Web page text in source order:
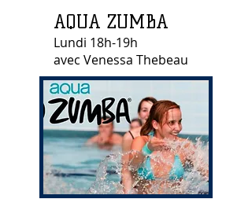
AQUA ZUMBA
Lundi 18h-19h
avec Venessa Thebeau